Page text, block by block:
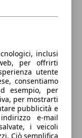
inclusi
per offrirti
utente
consentiamo
esempio, per
per mostrarti
pubblicità e
e-mail
i veicoli
Ciò semplifica